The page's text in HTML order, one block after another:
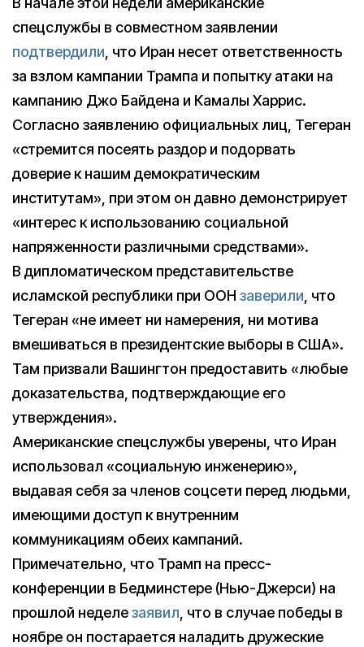
спецслужбы в совместном заявлении
подтвердили, что Иран несет ответственность
за взлом кампании Трампа и попытку атаки на
кампанию Джо Байдена и Камалы Харрис.
Согласно заявлению официальных лиц, Тегеран
«стремится посеять раздор и подорвать
доверие к нашим демократическим
институтам», при этом он давно демонстрирует
«интерес к использованию социальной
напряженности различными средствами».
В дипломатическом представительстве
исламской республики при ООН заверили, что
Тегеран «не имеет ни намерения, ни мотива
вмешиваться в президентские выборы в США».
Там призвали Вашингтон предоставить «любые
доказательства, подтверждающие его
утверждения».
Американские спецслужбы уверены, что Иран
использовал «социальную инженерию»,
выдавая себя за членов соцсети перед людьми,
имеющими доступ к внутренним
коммуникациям обеих кампаний.
Примечательно, что Трамп на пресс-
конференции в Бедминстере (Нью-Джерси) на
прошлой неделезаявил, что в случае победы в
ноябре он постарается наладить дружеские